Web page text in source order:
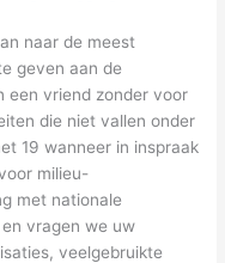
naar de meest
geven aan de
een vriend zonder voor
die niet vallen onder
19 wanneer in inspraak
milieu-
met nationale
vragen we uw
veelgebruikte